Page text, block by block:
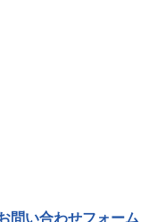
問い合わせフォーム